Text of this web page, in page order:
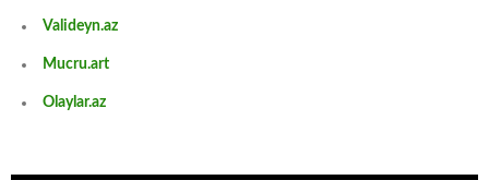
Valideyn.az
Mucru.art
Olaylar.az